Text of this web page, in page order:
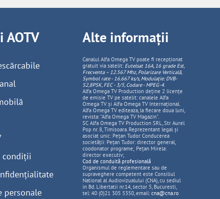
AOTV
condiții
personale
Alte informații
Canalul Alfa Omega TV poate fi recepționat
gratuit via satelit: Eutelsat 16A, 16 grade Est,
Frecventa – 12.567 Mhz, PolarizareVerticală,
Symbol rate - 16.667 ks/s, Modulație: DVB-
S2,8PSK, FEC - 3/5, Codare - MPEG-4.
Alfa Omega TV Production deține 2 licențe
de emisie TV pe satelit: canalele Alfa
Omega TV și Alfa Omega TV Internațional.
Alfa Omega TV editeaza, la fiecare doua luni,
revista: "Alfa Omega TV Magazin".
SC Alfa Omega TV Production SRL, Str Aurel
Pop nr. 8, Timisoara. Reprezentant legal și
asociat unic: Pețan Tudor. Conducerea
societății: Pețan Tudor: director general,
coodonator programe; Pețan Mirela:
director executiv;
Cod de conduită profesională
Organismul de reglementare sau de
supraveghere competent este Consiliul
National al Audiovizualului (CNA), cu sediul
in Bd. Libertatii nr.14, sector 5, Bucuresti,
tel: 40 (0)21 305 5350, email: cna@cna.ro